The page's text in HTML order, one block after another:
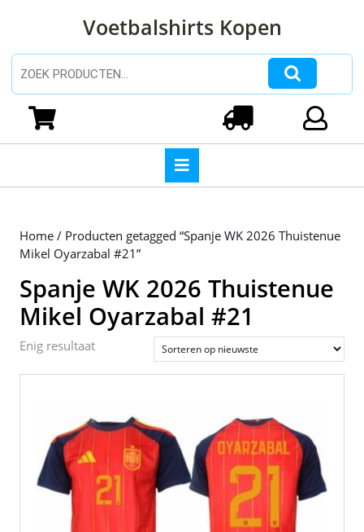
inhoud
Voetbalshirts Kopen
Zoeken naar:
Home / Producten getagged “Spanje WK 2026 Thuistenue
Mikel Oyarzabal #21”
Spanje WK 2026 Thuistenue
Mikel Oyarzabal #21
Enig resultaat